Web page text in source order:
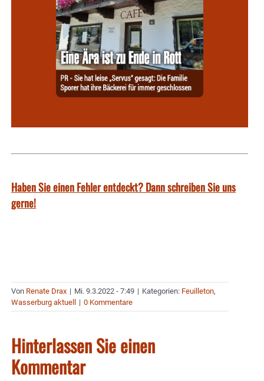
Haben Sie einen Fehler entdeckt? Dann schreiben Sie uns
gerne!
Von Renate Drax | Mi. 9.3.2022 - 7:49 | Kategorien: Feuilleton,
Wasserburg aktuell
| 0 Kommentare
Hinterlassen Sie einen
Kommentar